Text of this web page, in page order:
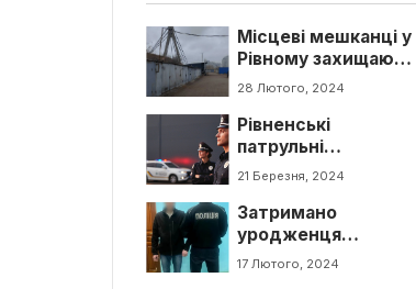
Місцеві мешканці у
Рівному захищають
гаражі
28 Лютого, 2024
Рівненські
патрульні
допомогли 2
повернутися
додому
21 Березня, 2024
Затримано
уродженця
Луганщини за напад
17 Лютого, 2024